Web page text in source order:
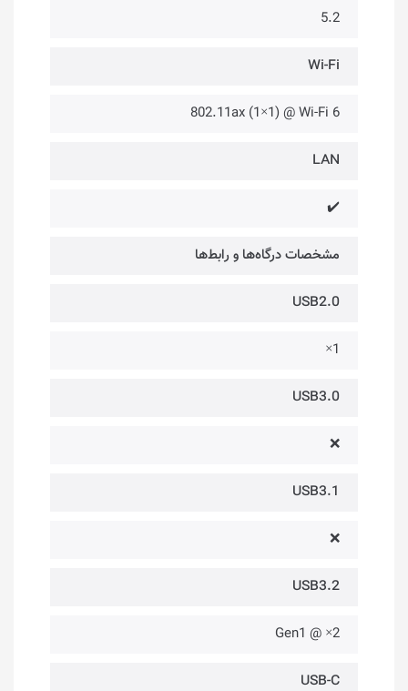
5.2
Wi-Fi
802.11ax (1×1) @ Wi-Fi 6
LAN
✔️
مشخصات درگاه‌ها و رابط‌ها
USB2.0
1×
USB3.0
❌
USB3.1
❌
USB3.2
2× @ Gen1
USB-C